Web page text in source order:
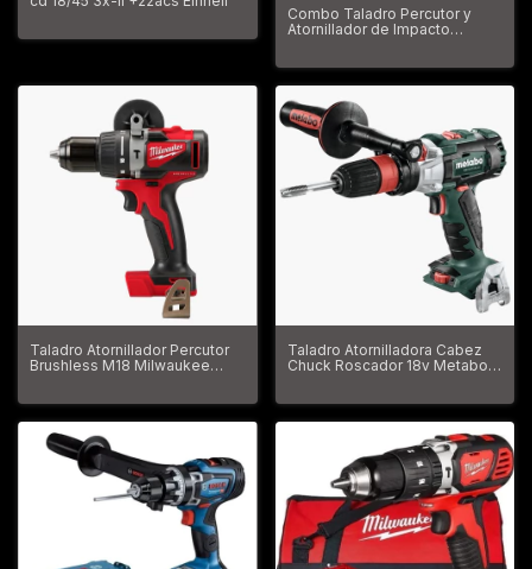
Combo Taladro Percutor y
Atornillador de Impacto
Taladro Atornillador Percutor
Brushless M18 Milwaukee
Taladro Atornilladora Cabez
Chuck Roscador 18v Metabo